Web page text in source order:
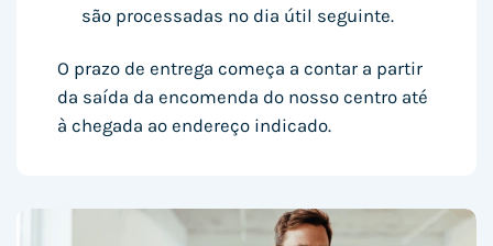
são processadas no dia útil seguinte.
O prazo de entrega começa a contar a partir
da saída da encomenda do nosso centro até
à chegada ao endereço indicado.